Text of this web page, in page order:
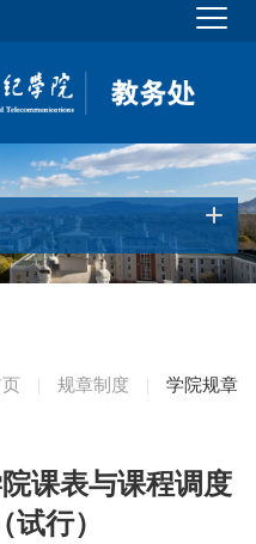
| 规章制度 | 学院规章
课表与课程调度
行）